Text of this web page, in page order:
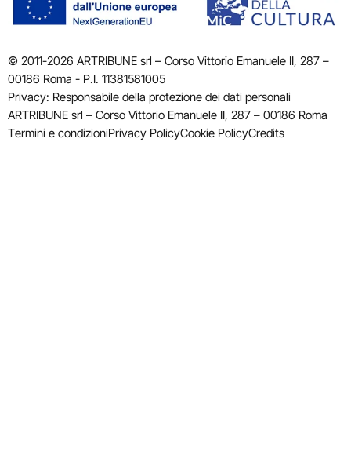
© 2011-2026 ARTRIBUNE srl – Corso Vittorio Emanuele II, 287 –
00186 Roma - P.I. 11381581005
Privacy: Responsabile della protezione dei dati personali
ARTRIBUNE srl – Corso Vittorio Emanuele II, 287 – 00186 Roma
Termini e condizioniPrivacy PolicyCookie PolicyCredits